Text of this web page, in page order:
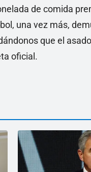
de comida
una vez más,
que el
oficial.